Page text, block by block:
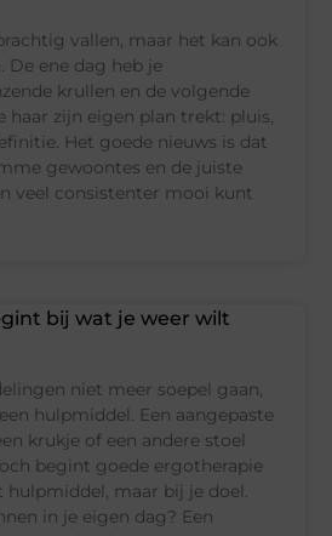
vallen, maar het kan ook
De ene dag heb je
krullen en de volgende
haar zijn eigen plan trekt: pluis,
Het goede nieuws is dat
gewoontes en de juiste
veel consistenter mooi kunt
bij wat je weer wilt
niet meer soepel gaan,
hulpmiddel. Een aangepaste
krukje of een andere stoel
begint goede ergotherapie
maar bij je doel.
in je eigen dag? Een